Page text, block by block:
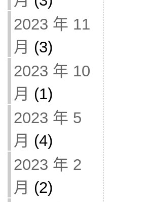
2023 年 11
月 (3)
2023 年 10
月 (1)
2023 年 5
月 (4)
2023 年 2
月 (2)